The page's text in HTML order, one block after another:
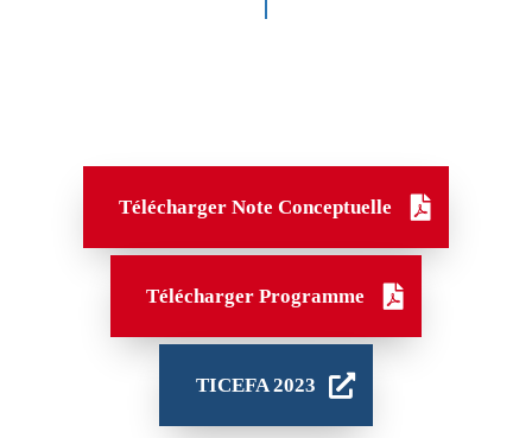
Télécharger Note Conceptuelle
Télécharger Programme
TICEFA 2023